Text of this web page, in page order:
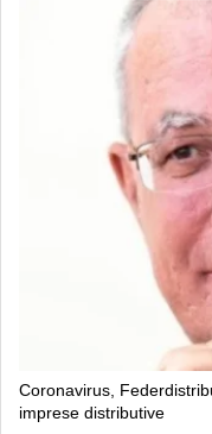
Coronavirus,
imprese distributive